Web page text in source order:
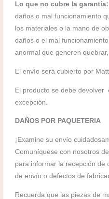
Lo que no cubre la garantía:
daños o mal funcionamiento
los materiales o la mano de
daños o el mal
anormal que generen
El envío será cubierto por
El producto se debe devolver
excepción.
DAÑOS POR PAQUETERIA
¡Examine su envío
Comuníquese con nosotros
para informar la recepción de
de envío o defectos de
Recuerda que las piezas de